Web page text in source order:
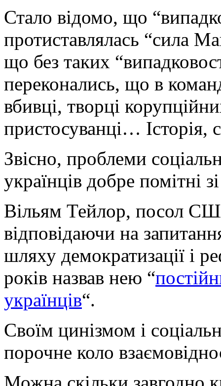
Стало відомо, що
протиставлялась “сила
що без таких
переконались, що в
вбивці, творці
пристосуванці… Історія,
Звісно, проблеми
українців добре помітні
Вільям Тейлор, посол
відповідаючи на
шляху демократизації і
років назвав нею “
українців“.
Своїм цинізмом і
порочне коло